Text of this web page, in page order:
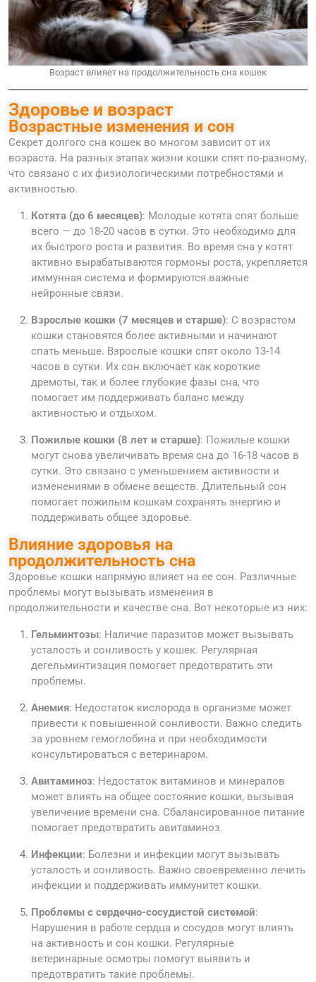
Возраст влияет на продолжительность сна кошек
Здоровье и возраст
Возрастные изменения и сон
Секрет долгого сна кошек во многом зависит от их
возраста. На разных этапах жизни кошки спят по-разному,
что связано с их физиологическими потребностями и
активностью.
Котята (до 6 месяцев): Молодые котята спят больше
всего — до 18-20 часов в сутки. Это необходимо для
их быстрого роста и развития. Во время сна у котят
активно вырабатываются гормоны роста, укрепляется
иммунная система и формируются важные
нейронные связи.
Взрослые кошки (7 месяцев и старше): С возрастом
кошки становятся более активными и начинают
спать меньше. Взрослые кошки спят около 13-14
часов в сутки. Их сон включает как короткие
дремоты, так и более глубокие фазы сна, что
помогает им поддерживать баланс между
активностью и отдыхом.
Пожилые кошки (8 лет и старше): Пожилые кошки
могут снова увеличивать время сна до 16-18 часов в
сутки. Это связано с уменьшением активности и
изменениями в обмене веществ. Длительный сон
помогает пожилым кошкам сохранять энергию и
поддерживать общее здоровье.
Влияние здоровья на
продолжительность сна
Здоровье кошки напрямую влияет на ее сон. Различные
проблемы могут вызывать изменения в
продолжительности и качестве сна. Вот некоторые из них:
Гельминтозы: Наличие паразитов может вызывать
усталость и сонливость у кошек. Регулярная
дегельминтизация помогает предотвратить эти
проблемы.
Анемия: Недостаток кислорода в организме может
привести к повышенной сонливости. Важно следить
за уровнем гемоглобина и при необходимости
консультироваться с ветеринаром.
Авитаминоз: Недостаток витаминов и минералов
может влиять на общее состояние кошки, вызывая
увеличение времени сна. Сбалансированное питание
помогает предотвратить авитаминоз.
Инфекции: Болезни и инфекции могут вызывать
усталость и сонливость. Важно своевременно лечить
инфекции и поддерживать иммунитет кошки.
Проблемы с сердечно-сосудистой системой:
Нарушения в работе сердца и сосудов могут влиять
на активность и сон кошки. Регулярные
ветеринарные осмотры помогут выявить и
предотвратить такие проблемы.